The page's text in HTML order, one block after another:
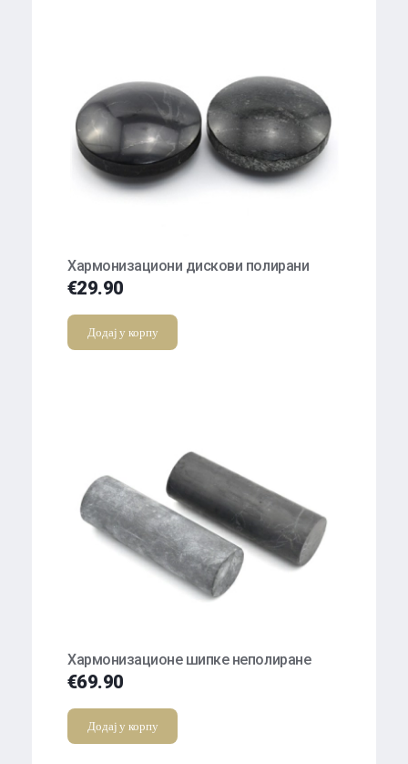
Хармонизациони дискови полирани
€29.90
Додај у корпу
Хармонизационе шипке неполиране
€69.90
Додај у корпу